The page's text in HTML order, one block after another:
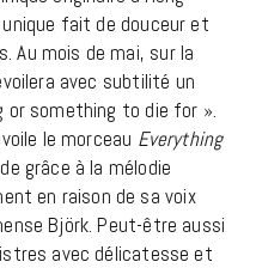
fait de douceur et
Au mois de mai, sur la
avec subtilité un
or something to die for ».
le morceau Everything
grâce à la mélodie
en raison de sa voix
Björk. Peut-être aussi
avec délicatesse et